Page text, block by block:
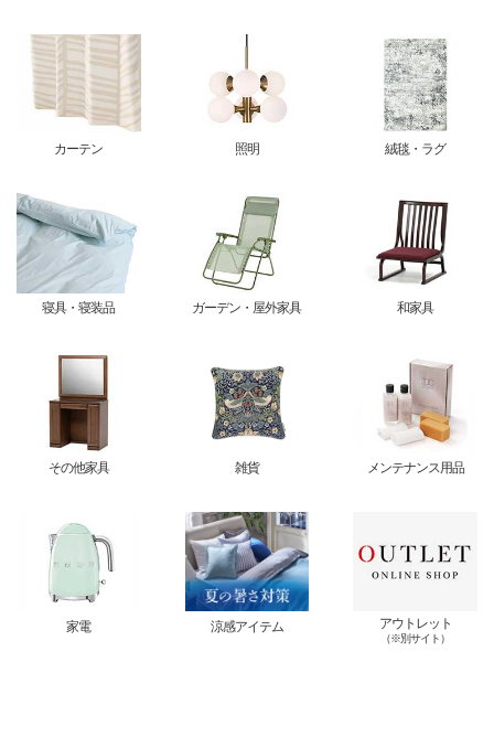
カーテン 照明 絨毯・ラグ
寝具・寝装品 ガーデン・屋外家具 和家具
その他家具 雑貨 メンテナンス用品
家電 涼感アイテム アウトレット
（※別サイト）